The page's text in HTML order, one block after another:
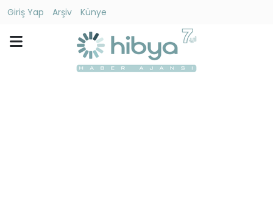
Giriş Yap Arşiv
Künye